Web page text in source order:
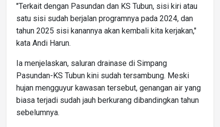
"Terkait dengan Pasundan dan KS Tubun, sisi kiri atau
satu sisi sudah berjalan programnya pada 2024, dan
tahun 2025 sisi kanannya akan kembali kita kerjakan,"
kata Andi Harun.
Ia menjelaskan, saluran drainase di Simpang
Pasundan-KS Tubun kini sudah tersambung. Meski
hujan mengguyur kawasan tersebut, genangan air yang
biasa terjadi sudah jauh berkurang dibandingkan tahun
sebelumnya.